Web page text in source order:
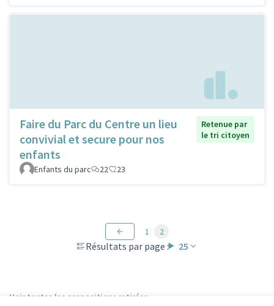
Faire du Parc du Centre un lieu
convivial et secure pour nos
enfants
Retenue par
le tri citoyen
Enfants du parc 22 23
Résultats par page : 25
1 2
Voir toutes les propositions retirées